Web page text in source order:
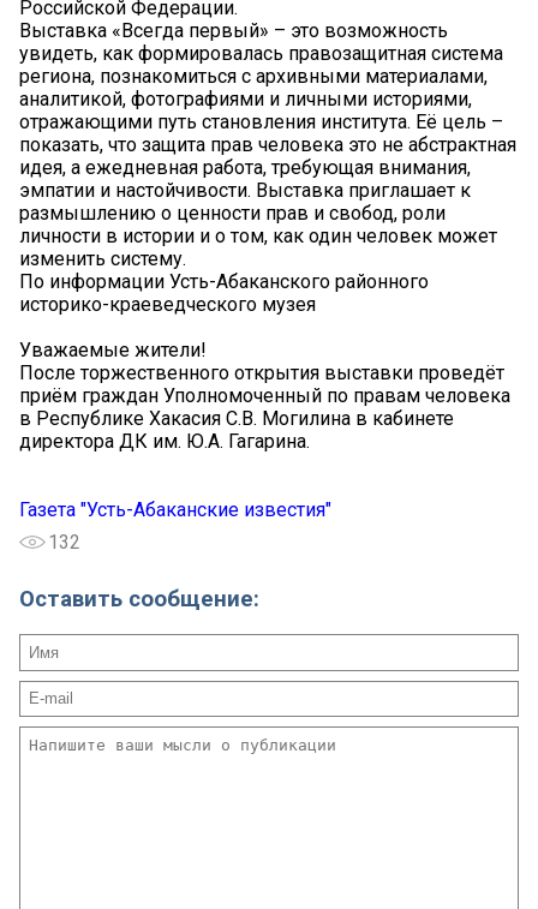
Российской Федерации.
Выставка «Всегда первый» – это возможность
увидеть, как формировалась правозащитная система
региона, познакомиться с архивными материалами,
аналитикой, фотографиями и личными историями,
отражающими путь становления института. Её цель –
показать, что защита прав человека это не абстрактная
идея, а ежедневная работа, требующая внимания,
эмпатии и настойчивости. Выставка приглашает к
размышлению о ценности прав и свобод, роли
личности в истории и о том, как один человек может
изменить систему.
По информации Усть-Абаканского районного
историко-краеведческого музея
Уважаемые жители!
После торжественного открытия выставки проведёт
приём граждан Уполномоченный по правам человека
в Республике Хакасия С.В. Могилина в кабинете
директора ДК им. Ю.А. Гагарина.
Газета "Усть-Абаканские известия"
132
Оставить сообщение: